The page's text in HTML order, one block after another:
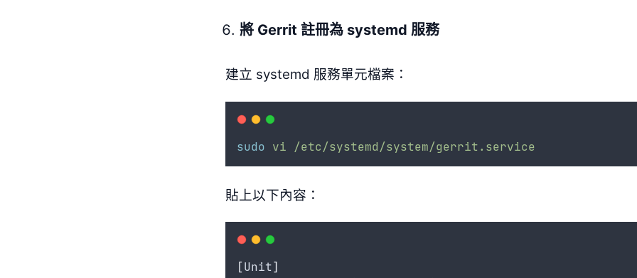
將 Gerrit 註冊為 systemd 服務
建立 systemd 服務單元檔案：
sudo vi /etc/systemd/system/gerrit.service
貼上以下內容：
[Unit]